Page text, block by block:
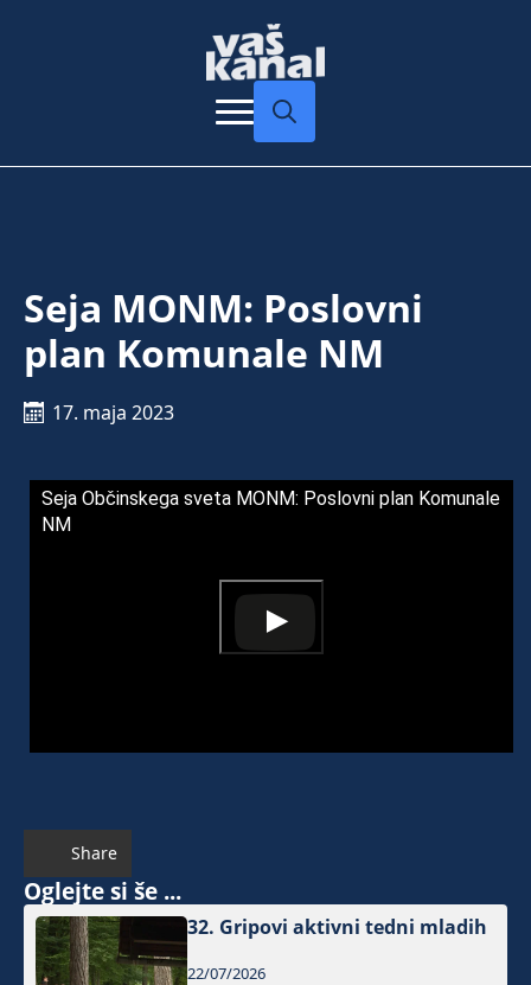
Seja MONM: Poslovni
plan Komunale NM
17. maja 2023
Seja Občinskega sveta MONM: Poslovni plan Komunale
NM
Share
Oglejte si še ...
32. Gripovi aktivni tedni mladih
22/07/2026